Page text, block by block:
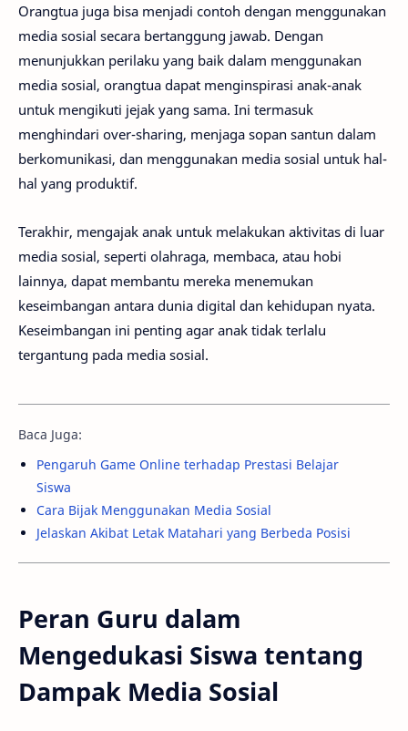
Orangtua juga bisa menjadi contoh dengan menggunakan
media sosial secara bertanggung jawab. Dengan
menunjukkan perilaku yang baik dalam menggunakan
media sosial, orangtua dapat menginspirasi anak-anak
untuk mengikuti jejak yang sama. Ini termasuk
menghindari over-sharing, menjaga sopan santun dalam
berkomunikasi, dan menggunakan media sosial untuk hal-
hal yang produktif.
Terakhir, mengajak anak untuk melakukan aktivitas di luar
media sosial, seperti olahraga, membaca, atau hobi
lainnya, dapat membantu mereka menemukan
keseimbangan antara dunia digital dan kehidupan nyata.
Keseimbangan ini penting agar anak tidak terlalu
tergantung pada media sosial.
Baca Juga:
Pengaruh Game Online terhadap Prestasi Belajar
Siswa
Cara Bijak Menggunakan Media Sosial
Jelaskan Akibat Letak Matahari yang Berbeda Posisi
Peran Guru dalam
Mengedukasi Siswa tentang
Dampak Media Sosial